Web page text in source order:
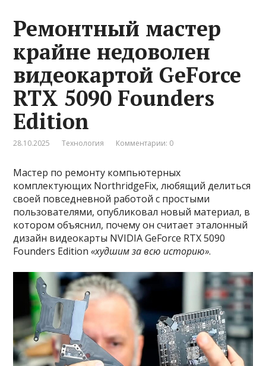
Ремонтный мастер
крайне недоволен
видеокартой GeForce
RTX 5090 Founders
Edition
28.10.2025 Технология Комментарии: 0
Мастер по ремонту компьютерных
комплектующих NorthridgeFix, любящий делиться
своей повседневной работой с простыми
пользователями, опубликовал новый материал, в
котором объяснил, почему он считает эталонный
дизайн видеокарты NVIDIA GeForce RTX 5090
Founders Edition«худшим за всю историю».